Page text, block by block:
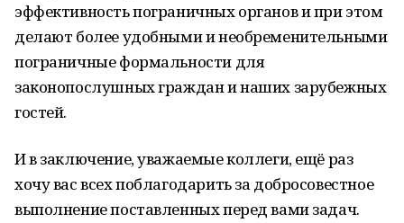
эффективность пограничных органов и при этом
делают более удобными и необременительными
пограничные формальности для
законопослушных граждан и наших зарубежных
гостей.
И в заключение, уважаемые коллеги, ещё раз
хочу вас всех поблагодарить за добросовестное
выполнение поставленных перед вами задач.